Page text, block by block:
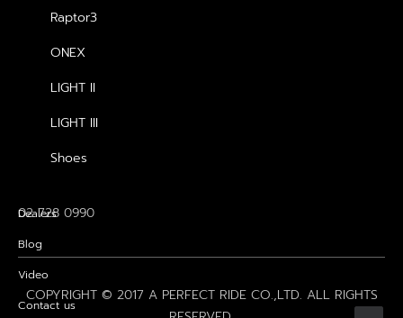
Raptor3
ONEX
LIGHT II
LIGHT III
Shoes
Dealers
Blog
Video
Contact us
APPARELS
102/8 ถนนรามคำแหง แขวงราษฎร์พัฒนา
02 728 0990
COPYRIGHT © 2017 A PERFECT RIDE CO.,LTD. ALL RIGHTS